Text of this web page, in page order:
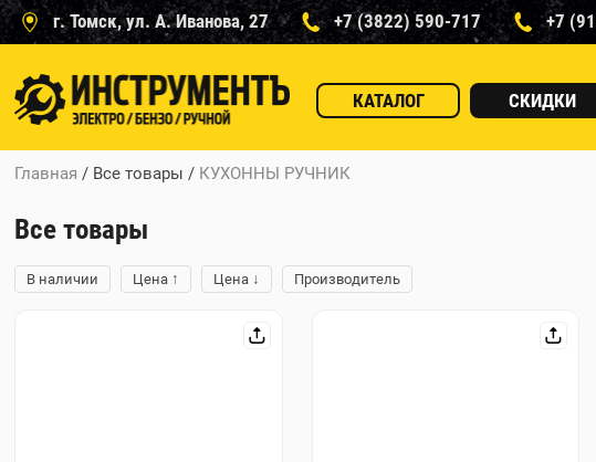
г. Томск, ул. А. Иванова, 27 +7 (3822) 590-717 +7
КАТАЛОГ СКИДКИ
Главная / Все товары / КУХОННЫ РУЧНИК
Все товары
В наличии Цена ↑ Цена ↓ Производитель